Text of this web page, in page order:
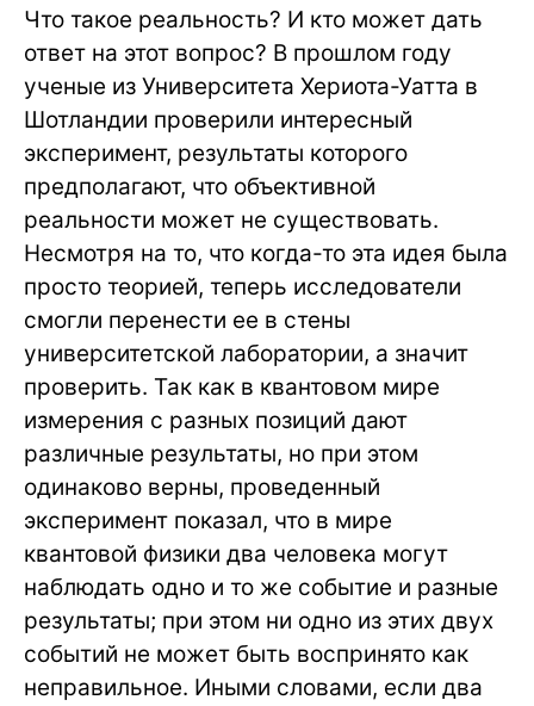
Что такое реальность? И кто может дать
ответ на этот вопрос? В прошлом году
ученые из Университета Хериота-Уатта в
Шотландии проверили интересный
эксперимент, результаты которого
предполагают, что объективной
реальности может не существовать.
Несмотря на то, что когда-то эта идея была
просто теорией, теперь исследователи
смогли перенести ее в стены
университетской лаборатории, а значит
проверить. Так как в квантовом мире
измерения с разных позиций дают
различные результаты, но при этом
одинаково верны, проведенный
эксперимент показал, что в мире
квантовой физики два человека могут
наблюдать одно и то же событие и разные
результаты; при этом ни одно из этих двух
событий не может быть воспринято как
неправильное. Иными словами, если два